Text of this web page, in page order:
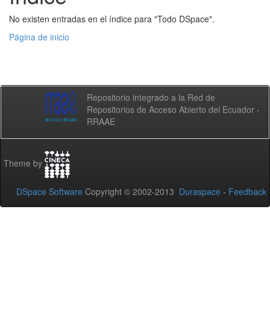
No existen entradas en el índice para "Todo DSpace".
Página de inicio
Repositorio integrado a la Red de
Repositorios de Acceso Abierto del Ecuador -
RRAAE
Theme by
DSpace Software Copyright © 2002-2013 Duraspace - Feedback